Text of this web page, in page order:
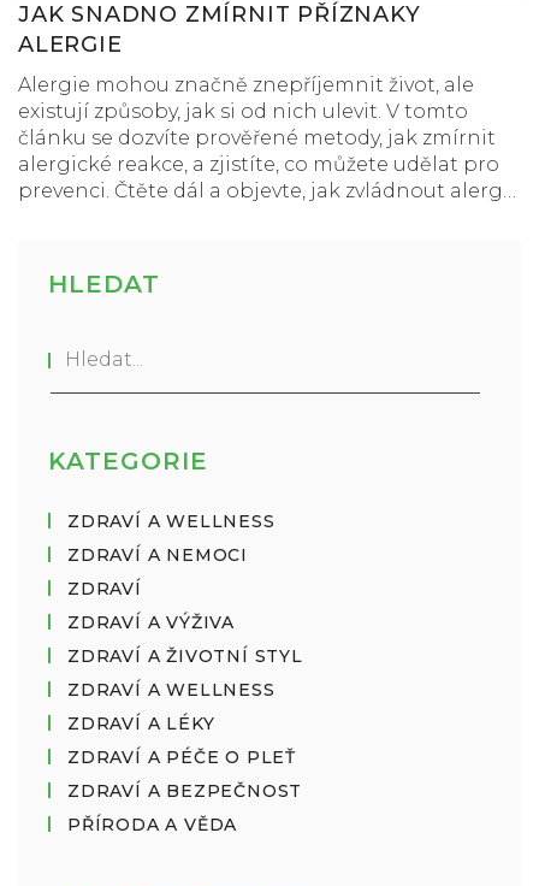
JAK SNADNO ZMÍRNIT PŘÍZNAKY
ALERGIE
Alergie mohou značně znepříjemnit život, ale
existují způsoby, jak si od nich ulevit. V tomto
článku se dozvíte prověřené metody, jak zmírnit
alergické reakce, a zjistíte, co můžete udělat pro
prevenci. Čtěte dál a objevte, jak zvládnout alergie
HLEDAT
KATEGORIE
ZDRAVÍ A WELLNESS
ZDRAVÍ A NEMOCI
ZDRAVÍ
ZDRAVÍ A VÝŽIVA
ZDRAVÍ A ŽIVOTNÍ STYL
ZDRAVÍ A WELLNESS
ZDRAVÍ A LÉKY
ZDRAVÍ A PÉČE O PLEŤ
ZDRAVÍ A BEZPEČNOST
PŘÍRODA A VĚDA